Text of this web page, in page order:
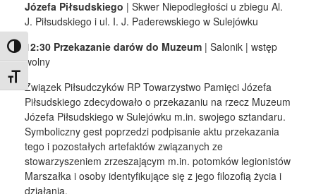
Toggle High Contrast
Toggle Font size
Józefa Piłsudskiego | Skwer Niepodległości u zbiegu Al.
J. Piłsudskiego i ul. I. J. Paderewskiego w Sulejówku
12:30 Przekazanie darów do Muzeum | Salonik | wstęp
wolny
Związek Piłsudczyków RP Towarzystwo Pamięci Józefa
Piłsudskiego zdecydowało o przekazaniu na rzecz Muzeum
Józefa Piłsudskiego w Sulejówku m.in. swojego sztandaru.
Symboliczny gest poprzedzi podpisanie aktu przekazania
tego i pozostałych artefaktów związanych ze
stowarzyszeniem zrzeszającym m.in. potomków legionistów
Marszałka i osoby identyfikujące się z jego filozofią życia i
działania.